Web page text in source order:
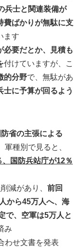
兵士と関連装備が
費ばかりが無駄に支
ます
必要だとか、見積も
付けていますが、こ
的分野で、無駄があ
士に予算が回るよう
防省の主張による
軍種別で見ると、
国防兵站庁が12％
減があり、 前回
から45万人へ、海
で、空軍は5万人と
み
わせ文書を発表